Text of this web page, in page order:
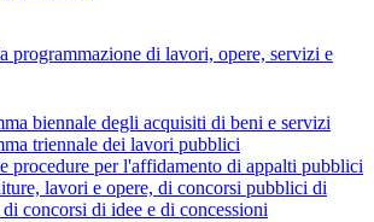
programmazione di lavori, opere, servizi e
biennale degli acquisiti di beni e servizi
triennale dei lavori pubblici
procedure per l'affidamento di appalti pubblici
lavori e opere, di concorsi pubblici di
concorsi di idee e di concessioni